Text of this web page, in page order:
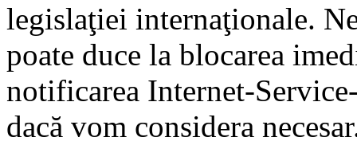
legislaţiei internaţionale.
poate duce la blocarea
notificarea Internet-
dacă vom considera